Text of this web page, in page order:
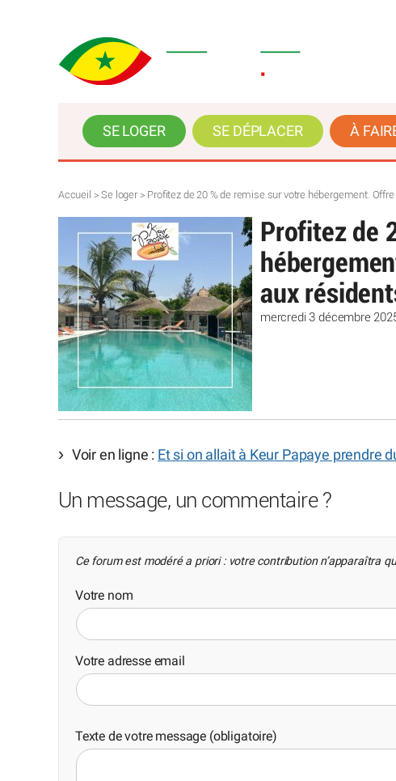
SE LOGER SE DÉPLACER À
Accueil >Se loger> Profitez de 20 % de remise sur votre hébergement.
Profitez de
aux
mercredi 3 décembre
Voir en ligne : Et si on allait à Keur Papaye prendre
Un message, un commentaire ?
Ce forum est modéré a priori : votre contribution n’apparaîtra
Votre nom
Votre adresse email
Texte de votre message (obligatoire)